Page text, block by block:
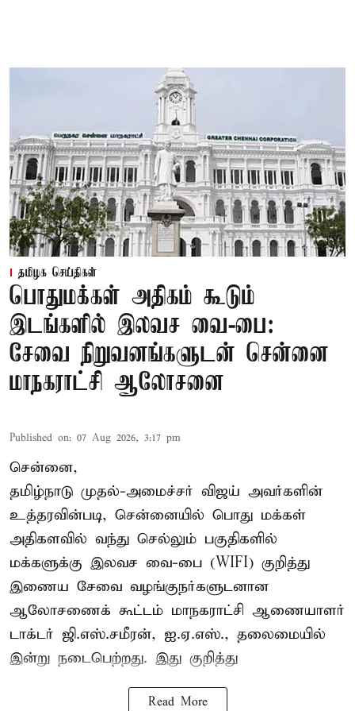
தமிழக செய்திகள்
பொதுமக்கள் அதிகம் கூடும்
இடங்களில் இலவச வை-பை:
சேவை நிறுவனங்களுடன் சென்னை
மாநகராட்சி ஆலோசனை
Published on: 07 Aug 2026, 3:17 pm
சென்னை,
தமிழ்நாடு முதல்-அமைச்சர் விஜய் அவர்களின்
உத்தரவின்படி, சென்னையில் பொது மக்கள்
அதிகளவில் வந்து செல்லும் பகுதிகளில்
மக்களுக்கு இலவச வை-பை (WIFI) குறித்து
இணைய சேவை வழங்குநர்களுடனான
ஆலோசணைக் கூட்டம் மாநகராட்சி ஆணையாளர்
டாக்டர் ஜி.எஸ்.சமீரன், ஐ.ஏ.எஸ்., தலைமையில்
இன்று நடைபெற்றது. இது குறித்து
Read More